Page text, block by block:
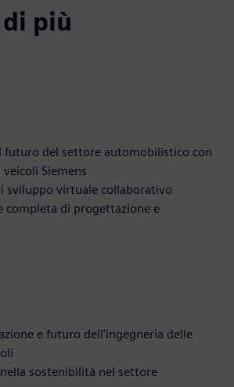
più
futuro del settore automobilistico con
Siemens
sviluppo virtuale collaborativo
completa di progettazione e
e futuro dell'ingegneria delle
sostenibilità nel settore